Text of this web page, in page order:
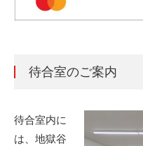
待合室のご案内
待合室内に
は、地獄谷